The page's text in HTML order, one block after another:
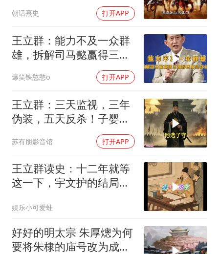
朝话熹史 打开APP
王立群：能力不及一众群
雄，拆解司马懿赢得三国
爆笑铁憨憨o 打开APP
王立群：三天监视，三年
伪装，五天反杀！子婴用
一本诗书骗过了整个秦朝
苏有朋影音馆 打开APP
王立群读史：十二年就等
这一下，宇文护的结局你
娱乐小可爱蛙
好好的明太宗 朱厚熜为何
要将朱棣的庙号改为成